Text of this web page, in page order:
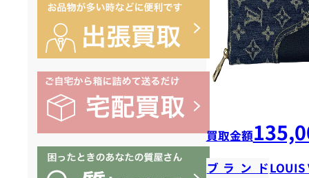
買取金額
ブランドLOUIS